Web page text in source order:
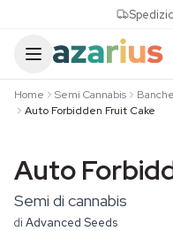
Home Semi Cannabis
Auto Forbidden Fruit Cake
Auto
Semi di cannabis
di Advanced Seeds